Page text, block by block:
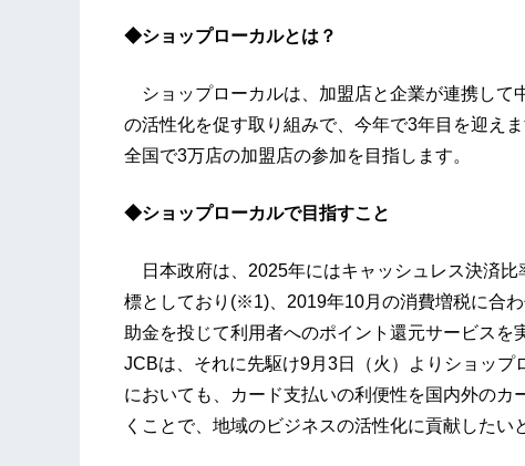
◆ショップローカルとは？
ショップローカルは、加盟店と企業が連携して
の活性化を促す取り組みで、今年で3年目を迎え
全国で3万店の加盟店の参加を目指します。
◆ショップローカルで目指すこと
日本政府は、2025年にはキャッシュレス決済比
標としており(※1)、2019年10月の消費増税に合
助金を投じて利用者へのポイント還元サービス
JCBは、それに先駆け9月3日（火）よりショッ
においても、カード支払いの利便性を国内外の
くことで、地域のビジネスの活性化に貢献したい